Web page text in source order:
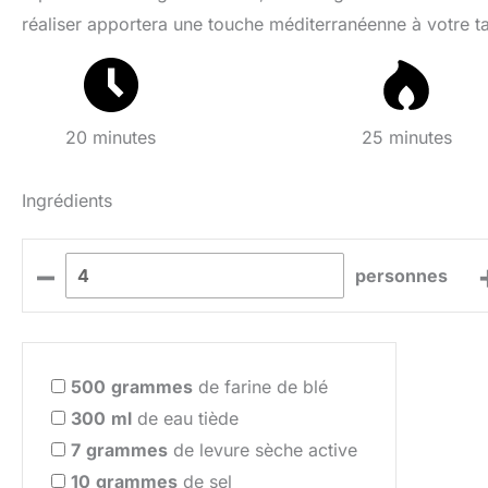
réaliser apportera une touche méditerranéenne à votre
20 minutes 25 minutes
Ingrédients
– personnes
500 grammes de farine de blé
300 ml de eau tiède
7 grammes de levure sèche active
10 grammes de sel